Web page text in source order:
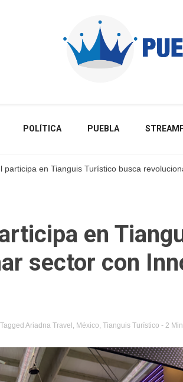
POLÍTICA PUEBLA
participa en Tianguis Turístico busca
en
sector con
Tagged Ariadna Travel , México, Tianguis Turístico - 2